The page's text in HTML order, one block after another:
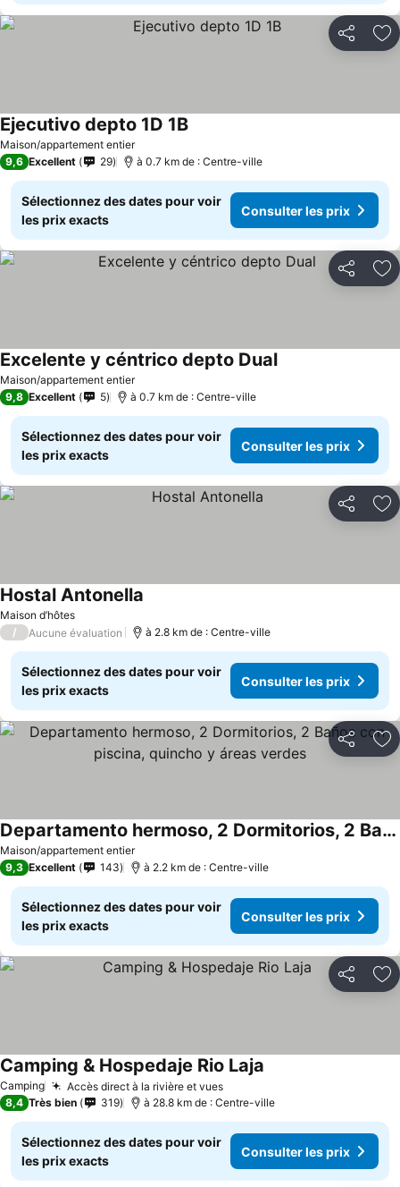
Partager
Maison/appartement entier
Ejecutivo depto 1D 1B
9,6 Excellent 29 à 0.7 km de : Centre-ville
Sélectionnez des dates pour voir
les prix exacts
Consulter les prix
Partager
Maison/appartement entier
Excelente y céntrico depto Dual
9,8 Excellent 5 à 0.7 km de : Centre-ville
Sélectionnez des dates pour voir
les prix exacts
Consulter les prix
Partager
Maison d’hôtes
Hostal Antonella
/ Aucune évaluation à 2.8 km de : Centre-ville
Sélectionnez des dates pour voir
les prix exacts
Consulter les prix
Partager
Maison/appartement entier
Departamento hermoso, 2 Dormitorios, 2 Baños con piscina, quincho y áreas verdes
9,3 Excellent 143 à 2.2 km de : Centre-ville
Sélectionnez des dates pour voir
les prix exacts
Consulter les prix
Partager
Camping Accès direct à la rivière et vues
Camping & Hospedaje Rio Laja
8,4 Très bien 319 à 28.8 km de : Centre-ville
Sélectionnez des dates pour voir
les prix exacts
Consulter les prix